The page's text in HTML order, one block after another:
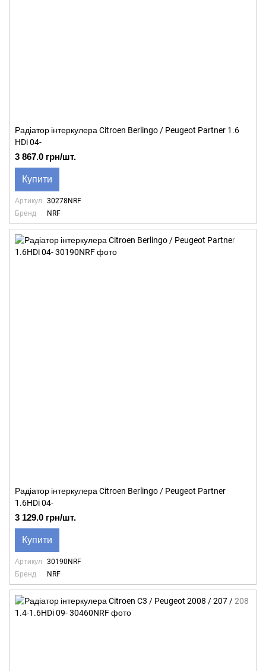
Радіатор інтеркулера Citroen Berlingo / Peugeot Partner 1.6
HDi 04-
3 867.0 грн/шт.
Купити
Артикул
30278NRF
Бренд
NRF
Радіатор інтеркулера Citroen Berlingo / Peugeot Partner
1.6HDi 04-
3 129.0 грн/шт.
Купити
Артикул
30190NRF
Бренд
NRF